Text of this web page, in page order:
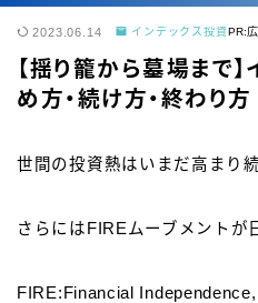
不動産投資
お金情報
プロフィール
お問い合わせ
2023.06.14 インデックス投資PR:
【揺り籠から墓場まで
め方・続け方・終わり方
世間の投資熱はいまだ高まり
さらにはFIREムーブメントが
FIRE:Financial